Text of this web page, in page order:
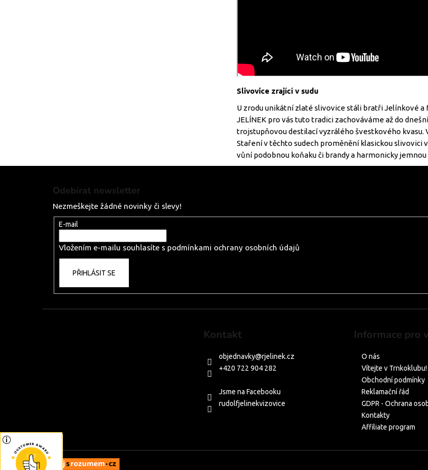
Slivovice zrající v sudu
U zrodu unikátní zlaté slivovice stáli bratři Jelínkové a
JELÍNEK pro vás tuto tradici zachováváme až do
trojstupňovou destilací vyzrálého švestkového kvasu.
Staření v těchto sudech proměnění klasickou
vůní podobnou koňaku či brandy a harmonicky
Odebírat newsletter
Nezmeškejte žádné novinky či slevy!
E-mail
Vložením e-mailu souhlasíte s podmínkami ochrany osobních údajů
PŘIHLÁSIT SE
Kontakt
objednavky@rjelinek.cz
+420 722 904 282
Jsme na Facebooku
rudolfjelinekvizovice
Informace pro
O nás
Vítejte v Trnkoklubu!
Obchodní podmínky
Reklamační řád
GDPR - Ochrana
Kontakty
Affiliate program